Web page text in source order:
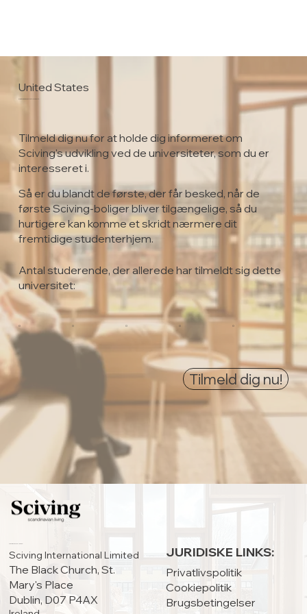
United States
East Texas Baptist University
Tilmeld dig nu for at holde dig informeret om
Sciving's udvikling ved de universiteter, som du er
interesseret i.
Så er du blandt de første, der får besked, når de
første Sciving-boliger bliver tilgængelige, så du
hurtigere kan komme et skridt nærmere dit
fremtidige studenterhjem.
Antal studerende, der allerede har tilmeldt sig dette
universitet:
0
0
0
0
0
Tilmeld dig nu!
HOVEDKONTOR:
Sciving International Limited
The Black Church, St.
Mary's Place
Dublin, D07 P4AX
JURIDISKE LINKS:
Privatlivspolitik
Cookiepolitik
Brugsbetingelser